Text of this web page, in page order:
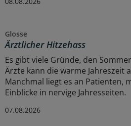
Glosse
Ärztlicher Hitzehass
Es gibt viele Gründe, den
Ärzte kann die warme Jahreszeit
Manchmal liegt es an Patienten,
Einblicke in nervige Jahresseiten.
07.08.2026